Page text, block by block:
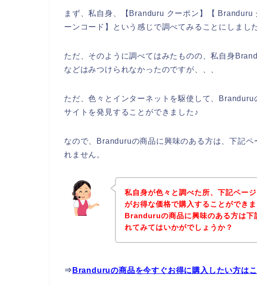
まず、私自身、【Branduru クーポン】【
ーンコード】という感じで調べてみることにしました
ただ、そのように調べてはみたものの、私自身
などはみつけられなかったのですが、、、
ただ、色々とインターネットを駆使して、
サイトを発見することができました♪
なので、Branduruの商品に興味のある方は、下記
れません。
私自身が色々と調べた所、下記ペー
がお得な価格で購入することができま
Branduruの商品に興味のある方は下
れてみてはいかがでしょうか？
⇒ Branduruの商品を今すぐお得に購入したい方は